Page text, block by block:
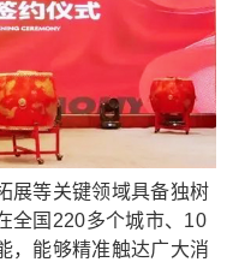
等关键领域具备独树
全国220多个城市、10
，能够精准触达广大消